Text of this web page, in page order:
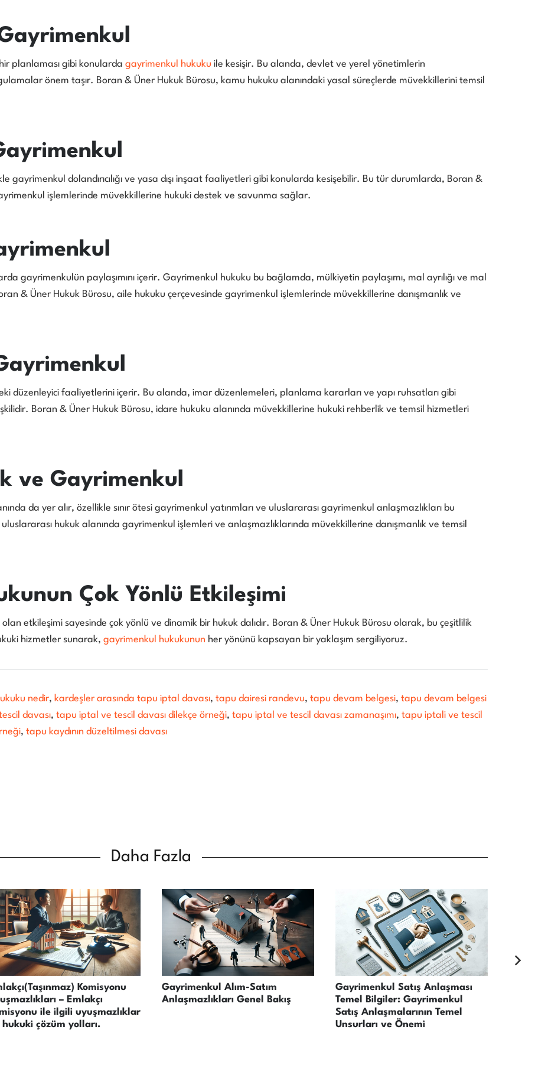
planlaması gibi konularda gayrimenkul hukuku ile kesişir. Bu alanda, devlet ve yerel yönetimlerin
önem taşır. Boran & Üner Hukuk Bürosu, kamu hukuku alanındaki yasal süreçlerde müvekkillerini temsil
gayrimenkul dolandırıcılığı ve yasa dışı inşaat faaliyetleri gibi konularda kesişebilir. Bu tür durumlarda, Boran &
işlemlerinde müvekkillerine hukuki destek ve savunma sağlar.
gayrimenkulün paylaşımını içerir. Gayrimenkul hukuku bu bağlamda, mülkiyetin paylaşımı, mal ayrılığı ve mal
& Üner Hukuk Bürosu, aile hukuku çerçevesinde gayrimenkul işlemlerinde müvekkillerine danışmanlık ve
düzenleyici faaliyetlerini içerir. Bu alanda, imar düzenlemeleri, planlama kararları ve yapı ruhsatları gibi
Boran & Üner Hukuk Bürosu, idare hukuku alanında müvekkillerine hukuki rehberlik ve temsil hizmetleri
ve Gayrimenkul
da yer alır, özellikle sınır ötesi gayrimenkul yatırımları ve uluslararası gayrimenkul anlaşmazlıkları bu
hukuk alanında gayrimenkul işlemleri ve anlaşmazlıklarında müvekkillerine danışmanlık ve temsil
Çok Yönlü Etkileşimi
etkileşimi sayesinde çok yönlü ve dinamik bir hukuk dalıdır. Boran & Üner Hukuk Bürosu olarak, bu çeşitlilik
hizmetler sunarak, gayrimenkul hukukunun her yönünü kapsayan bir yaklaşım sergiliyoruz.
nedir, kardeşler arasında tapu iptal davası, tapu dairesi randevu, tapu devam belgesi, tapu devam belgesi
davası, tapu iptal ve tescil davası dilekçe örneği, tapu iptal ve tescil davası zamanaşımı, tapu iptali ve tescil
, tapu kaydının düzeltilmesi davası
Daha Fazla
Komisyonu
– Emlakçı
ile ilgili uyuşmazlıklar
hukuki çözüm yolları.
Gayrimenkul Alım-Satım
Anlaşmazlıkları Genel Bakış
Gayrimenkul Satış Anlaşması
Temel Bilgiler: Gayrimenkul
Satış Anlaşmalarının Temel
Unsurları ve Önemi